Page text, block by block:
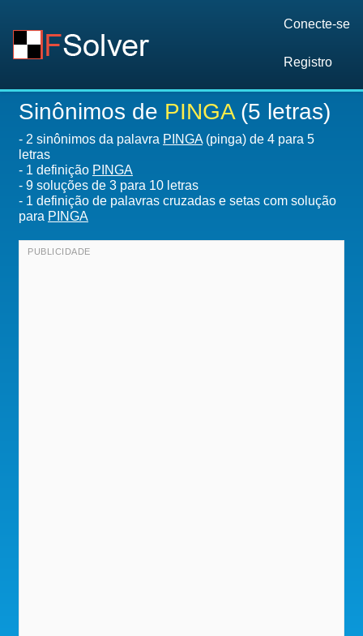
Conecte-se
Registro
Sinônimos de PINGA(5 letras)
- 2 sinônimos da palavra PINGA(pinga) de 4 para 5
letras
- 1 definição PINGA
- 9 soluções de 3 para 10 letras
- 1 definição de palavras cruzadas e setas com solução
para PINGA